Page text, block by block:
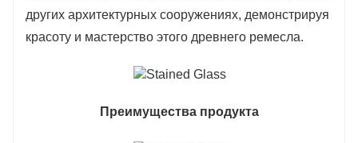
других архитектурных сооружениях, демонстрируя
красоту и мастерство этого древнего ремесла.
Преимущества продукта